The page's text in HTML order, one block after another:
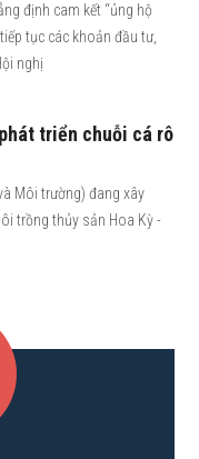
định cam kết “ủng hộ
tục các khoản đầu tư,
nghị
triển chuỗi cá rô
Môi trường) đang xây
trồng thủy sản Hoa Kỳ -